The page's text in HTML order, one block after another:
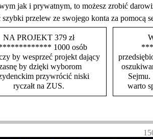
jak i prywatnym, to możesz
przelew ze swojego konta za pomocą
NA PROJEKT 379 zł
1000 osób
by wesprzeć projekt dający
by dzięki wyborom
przywrócić niski
ryczałt na ZUS.
Sejmu.
warto